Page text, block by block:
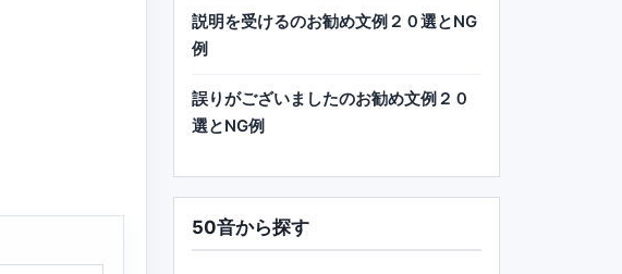
説明を受けるのお勧め文例２０選とNG
例
誤りがございましたのお勧め文例２０
選とNG例
50音から探す